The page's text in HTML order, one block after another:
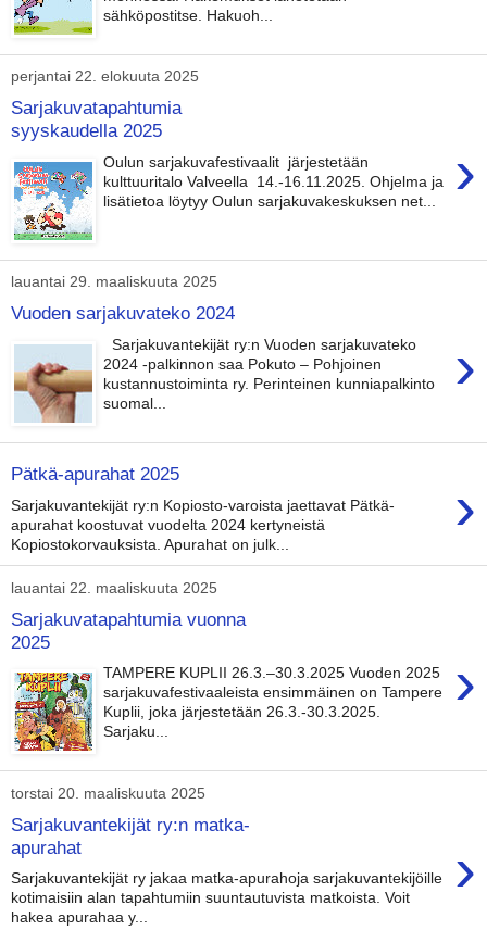
sähköpostitse. Hakuoh...
perjantai 22. elokuuta 2025
Sarjakuvatapahtumia
syyskaudella 2025
›
Oulun sarjakuvafestivaalit järjestetään
kulttuuritalo Valveella 14.-16.11.2025. Ohjelma ja
lisätietoa löytyy Oulun sarjakuvakeskuksen net...
lauantai 29. maaliskuuta 2025
Vuoden sarjakuvateko 2024
›
Sarjakuvantekijät ry:n Vuoden sarjakuvateko
2024 -palkinnon saa Pokuto – Pohjoinen
kustannustoiminta ry. Perinteinen kunniapalkinto
suomal...
Pätkä-apurahat 2025 ›
Sarjakuvantekijät ry:n Kopiosto-varoista jaettavat Pätkä-
apurahat koostuvat vuodelta 2024 kertyneistä
Kopiostokorvauksista. Apurahat on julk...
lauantai 22. maaliskuuta 2025
Sarjakuvatapahtumia vuonna
2025
›
TAMPERE KUPLII 26.3.–30.3.2025 Vuoden 2025
sarjakuvafestivaaleista ensimmäinen on Tampere
Kuplii, joka järjestetään 26.3.-30.3.2025.
Sarjaku...
torstai 20. maaliskuuta 2025
Sarjakuvantekijät ry:n matka-
apurahat
›
Sarjakuvantekijät ry jakaa matka-apurahoja sarjakuvantekijöille
kotimaisiin alan tapahtumiin suuntautuvista matkoista. Voit
hakea apurahaa y...